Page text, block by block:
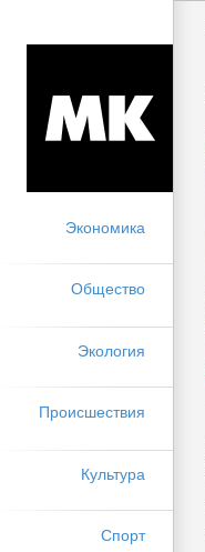
Экономика
Общество
Экология
Происшествия
Культура
Спорт